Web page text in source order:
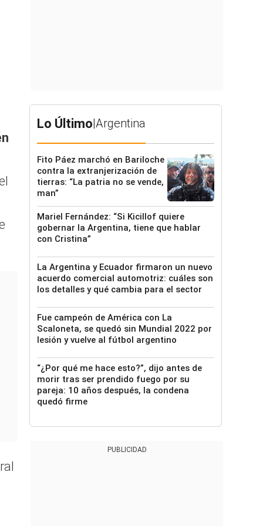
Lo Último|Argentina
Fito Páez marchó en Bariloche
contra la extranjerización de
tierras: “La patria no se vende,
man”
Mariel Fernández: “Si Kicillof quiere
gobernar la Argentina, tiene que hablar
con Cristina”
La Argentina y Ecuador firmaron un nuevo
acuerdo comercial automotriz: cuáles son
los detalles y qué cambia para el sector
Fue campeón de América con La
Scaloneta, se quedó sin Mundial 2022 por
lesión y vuelve al fútbol argentino
“¿Por qué me hace esto?”, dijo antes de
morir tras ser prendido fuego por su
pareja: 10 años después, la condena
quedó firme
PUBLICIDAD